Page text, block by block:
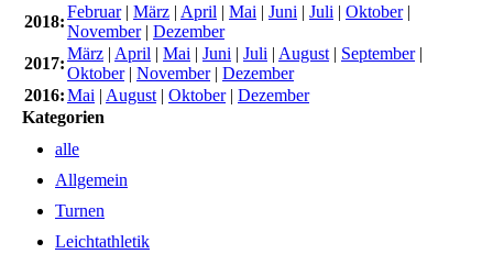
2018:
Februar| März | April | Mai | Juni | Juli | Oktober|
November| Dezember
2017:
März | April | Mai | Juni | Juli | August | September|
Oktober| November| Dezember
2016:Mai | August | Oktober| Dezember
Kategorien
alle
Allgemein
Turnen
Leichtathletik